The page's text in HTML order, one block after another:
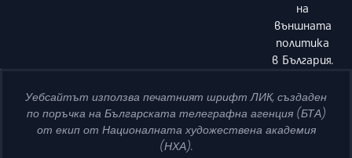
на
външната
политика
в България.
Уебсайтът използва печатният шрифт ЛИК, създаден
по поръчка на Българската телеграфна агенция (БТА)
от екип от Националната художествена академия
(НХА).